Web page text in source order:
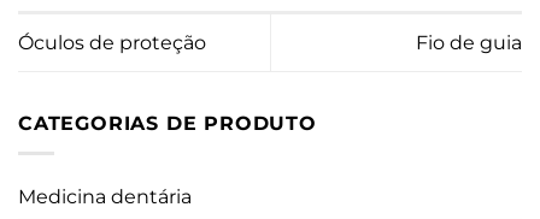
Óculos de proteção Fio de guia
CATEGORIAS DE PRODUTO
Medicina dentária